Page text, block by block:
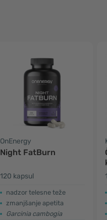
OnEnergy
Night FatBurn
120 kapsul
nadzor telesne teže
zmanjšanje apetita
Garcinia cambogia